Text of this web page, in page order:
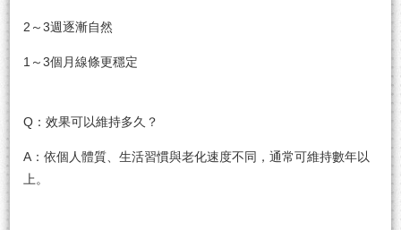
2～3週逐漸自然
1～3個月線條更穩定
Q：效果可以維持多久？
A：依個人體質、生活習慣與老化速度不同，通常可維持數年以
上。